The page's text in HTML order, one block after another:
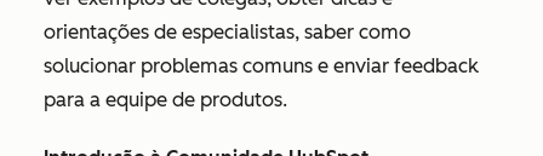
orientações de especialistas, saber como
solucionar problemas comuns e enviar feedback
para a equipe de produtos.